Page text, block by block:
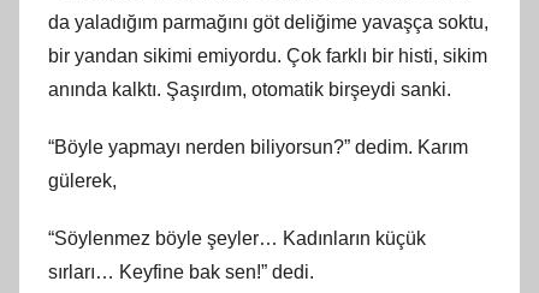
da yaladığım parmağını göt deliğime yavaşça soktu,
bir yandan sikimi emiyordu. Çok farklı bir histi, sikim
anında kalktı. Şaşırdım, otomatik birşeydi sanki.
“Böyle yapmayı nerden biliyorsun?” dedim. Karım
gülerek,
“Söylenmez böyle şeyler… Kadınların küçük
sırları… Keyfine bak sen!” dedi.